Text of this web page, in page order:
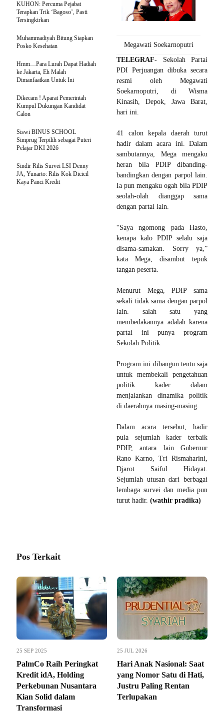
Megawati Soekarnoputri
TELEGRAF- Sekolah Partai
PDI Perjuangan dibuka secara
resmi oleh Megawati
Soekarnoputri, di Wisma
Kinasih, Depok, Jawa Barat,
hari ini.
41 calon kepala daerah turut
hadir dalam acara ini. Dalam
sambutannya, Mega mengaku
heran bila PDIP dibanding-
bandingkan dengan parpol lain.
Ia pun mengaku ogah bila PDIP
seolah-olah dianggap sama
dengan partai lain.
“Saya ngomong pada Hasto,
kenapa kalo PDIP selalu saja
disama-samakan. Sorry ya,”
kata Mega, disambut tepuk
tangan peserta.
Menurut Mega, PDIP sama
sekali tidak sama dengan parpol
lain. salah satu yang
membedakannya adalah karena
partai ini punya program
Sekolah Politik.
Program ini dibangun tentu saja
untuk membekali pengetahuan
politik kader dalam
menjalankan dinamika politik
di daerahnya masing-masing.
Dalam acara tersebut, hadir
pula sejumlah kader terbaik
PDIP, antara lain Gubernur
Rano Karno, Tri Rismaharini,
Djarot Saiful Hidayat.
Sejumlah utusan dari berbagai
lembaga survei dan media pun
turut hadir. (wathir pradika)
KUHON: Percuma Pejabat
Terapkan Trik ‘Bagoso’, Pasti
Tersingkirkan
Muhammadiyah Bitung Siapkan
Posko Kesehatan
Hmm…Para Lurah Dapat Hadiah
ke Jakarta, Eh Malah
Dimanfaatkan Untuk Ini
Dikecam ! Aparat Pemerintah
Kumpul Dukungan Kandidat
Calon
Siswi BINUS SCHOOL
Simprug Terpilih sebagai Puteri
Pelajar DKI 2026
Sindir Rilis Survei LSI Denny
JA, Yunarto: Rilis Kok Dicicil
Kaya Panci Kredit
Pos Terkait
25 SEP 2025
PalmCo Raih Peringkat
Kredit idA, Holding
Perkebunan Nusantara
Kian Solid dalam
Transformasi
25 JUL 2026
Hari Anak Nasional: Saat
yang Nomor Satu di Hati,
Justru Paling Rentan
Terlupakan